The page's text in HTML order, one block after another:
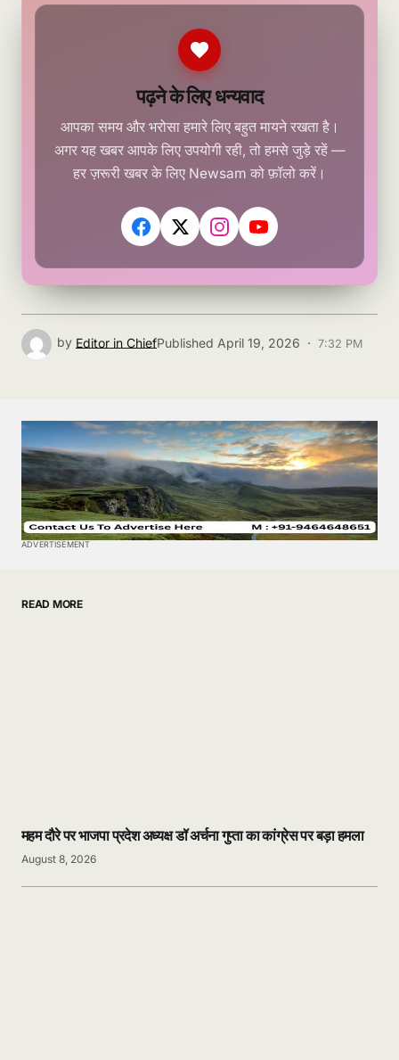
पढ़ने के लिए धन्यवाद
आपका समय और भरोसा हमारे लिए बहुत मायने रखता है।
अगर यह खबर आपके लिए उपयोगी रही, तो हमसे जुड़े रहें —
हर ज़रूरी खबर के लिए Newsam को फ़ॉलो करें।
by Editor in ChiefPublished April 19, 2026 · 7:32 PM
ADVERTISEMENT
READ MORE
महम दौरे पर भाजपा प्रदेश अध्यक्ष डॉ अर्चना गुप्ता का कांग्रेस पर बड़ा हमला
August 8, 2026